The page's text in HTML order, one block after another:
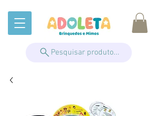
Pesquisar produto...